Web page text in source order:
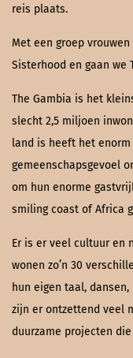
reis plaats.
Met een groep
Sisterhood en gaan we
The Gambia is het
slecht 2,5 miljoen
land is heeft het
gemeenschapsgevoel
om hun enorme
smiling coast of Africa
Er is er veel cultuur en
wonen zo’n 30
hun eigen taal,
zijn er ontzettend veel
duurzame projecten